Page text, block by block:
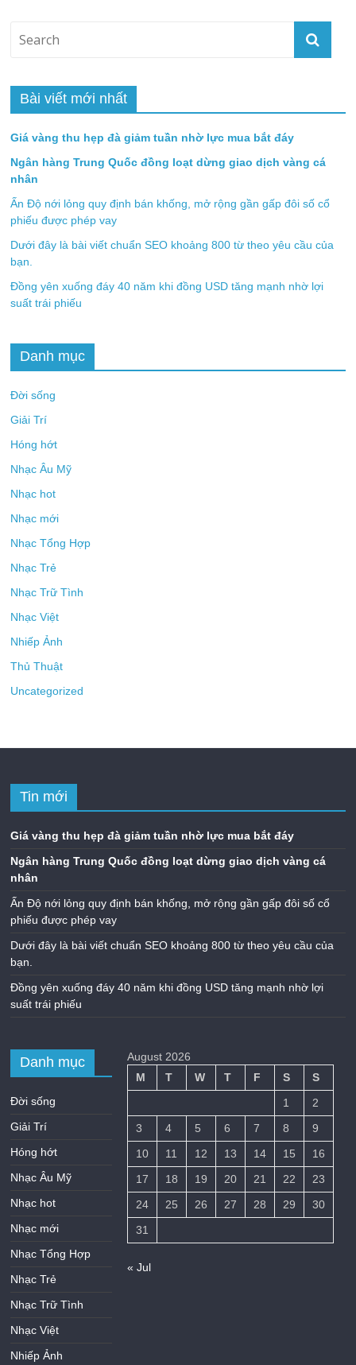
Bài viết mới nhất
Giá vàng thu hẹp đà giảm tuần nhờ lực mua bắt đáy
Ngân hàng Trung Quốc đồng loạt dừng giao dịch vàng cá
nhân
Ấn Độ nới lỏng quy định bán khống, mở rộng gần gấp đôi số cổ
phiếu được phép vay
Dưới đây là bài viết chuẩn SEO khoảng 800 từ theo yêu cầu của
bạn.
Đồng yên xuống đáy 40 năm khi đồng USD tăng mạnh nhờ lợi
suất trái phiếu
Danh mục
Đời sống
Giải Trí
Hóng hớt
Nhạc Âu Mỹ
Nhạc hot
Nhạc mới
Nhạc Tổng Hợp
Nhạc Trẻ
Nhạc Trữ Tình
Nhạc Việt
Nhiếp Ảnh
Thủ Thuật
Uncategorized
Tin mới
Giá vàng thu hẹp đà giảm tuần nhờ lực mua bắt đáy
Ngân hàng Trung Quốc đồng loạt dừng giao dịch vàng cá
nhân
Ấn Độ nới lỏng quy định bán khống, mở rộng gần gấp đôi số cổ
phiếu được phép vay
Dưới đây là bài viết chuẩn SEO khoảng 800 từ theo yêu cầu của
bạn.
Đồng yên xuống đáy 40 năm khi đồng USD tăng mạnh nhờ lợi
suất trái phiếu
Danh mục
Đời sống
Giải Trí
Hóng hớt
Nhạc Âu Mỹ
Nhạc hot
Nhạc mới
Nhạc Tổng Hợp
Nhạc Trẻ
Nhạc Trữ Tình
Nhạc Việt
Nhiếp Ảnh
August 2026
M
T W T F S
S
1
2
3
4 5 6 7 8
9
10
11 12 13 14 15
16
17
18 19 20 21 22
23
24
25 26 27 28 29
30
31
« Jul